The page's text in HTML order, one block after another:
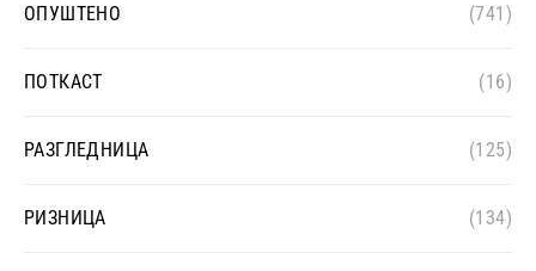
ОПУШТЕНО (741)
ПОТКАСТ (16)
РАЗГЛЕДНИЦА (125)
РИЗНИЦА (134)